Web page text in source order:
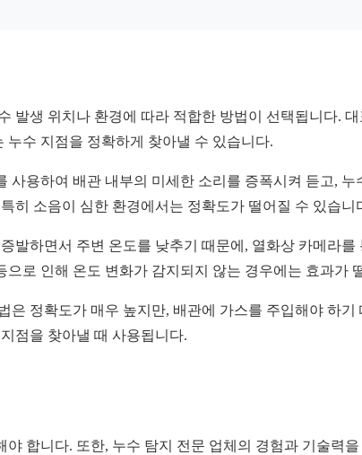
발생 위치나 환경에 따라 적합한 방법이 선택됩니다.
수 지점을 정확하게 찾아낼 수 있습니다.
용하여 배관 내부의 미세한 소리를 증폭시켜 듣고, 누
히 소음이 심한 환경에서는 정확도가 떨어질 수 있습니
발하면서 주변 온도를 낮추기 때문에, 열화상 카메라를
로 인해 온도 변화가 감지되지 않는 경우에는 효과가
정확도가 매우 높지만, 배관에 가스를 주입해야 하기
점을 찾아낼 때 사용됩니다.
합니다. 또한, 누수 탐지 전문 업체의 경험과 기술력